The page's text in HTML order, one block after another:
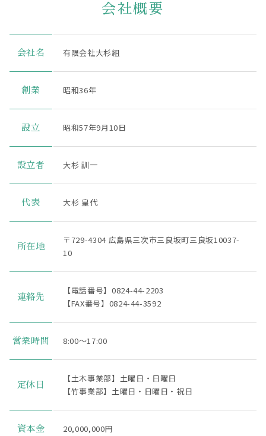
会社概要
会社名 有限会社大杉組
創業 昭和36年
設立 昭和57年9月10日
設立者 大杉 訓一
代表 大杉 皇代
所在地
〒729-4304 広島県三次市三良坂町三良坂10037-
10
連絡先
【電話番号】0824-44-2203
【FAX番号】0824-44-3592
営業時間 8:00～17:00
定休日
【土木事業部】土曜日・日曜日
【竹事業部】土曜日・日曜日・祝日
資本金 20,000,000円